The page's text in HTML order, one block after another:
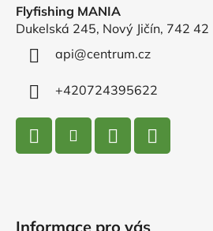
Flyfishing MANIA
Dukelská 245, Nový Jičín, 742 42
api@centrum.cz
+420724395622
Informace pro vás